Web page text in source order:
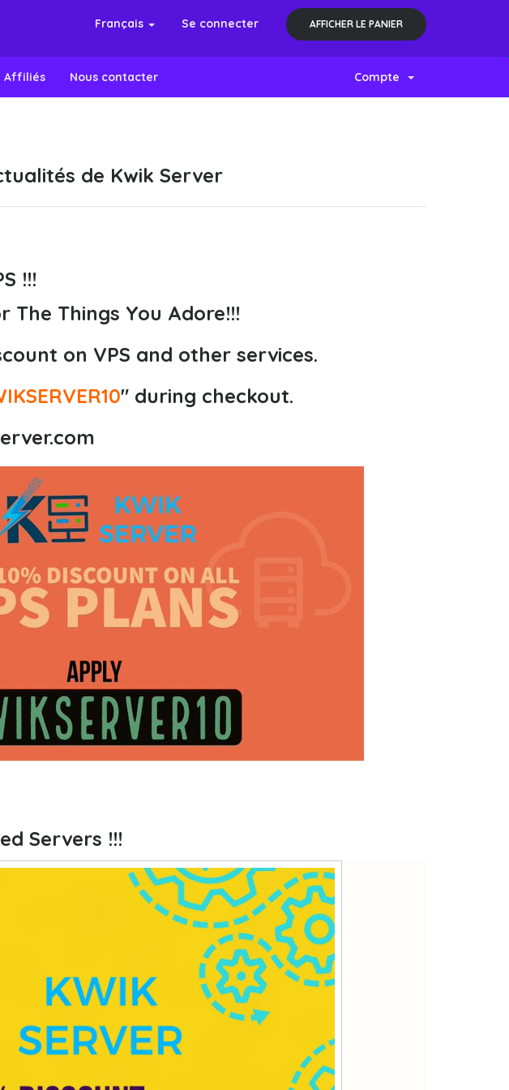
Français Se connecter AFFICHER LE PANIER
Affiliés Nous contacter Compte
de Kwik Server
!!!
The Things You Adore!!!
on VPS and other services.
" during checkout.
Servers !!!